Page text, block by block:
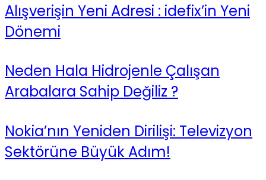
Alışverişin Yeni Adresi : idefix’in Yeni
Dönemi
Neden Hala Hidrojenle Çalışan
Arabalara Sahip Değiliz ?
Nokia’nın Yeniden Dirilişi: Televizyon
Sektörüne Büyük Adım!